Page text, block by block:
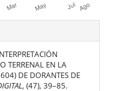
TERRENAL EN LA
DE DORANTES DE
, (47), 39–85.